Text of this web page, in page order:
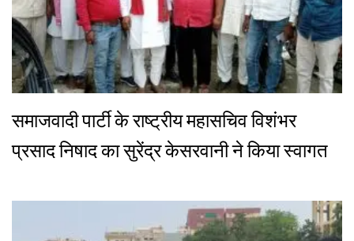
समाजवादी पार्टी के राष्ट्रीय महासचिव विशंभर
प्रसाद निषाद का सुरेंद्र केसरवानी ने किया स्वागत